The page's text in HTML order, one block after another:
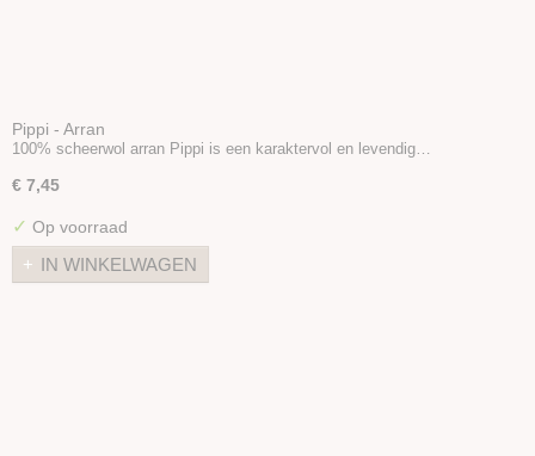
Pippi - Arran
100% scheerwol arran Pippi is een karaktervol en levendig…
€ 7,45
✓ Op voorraad
IN WINKELWAGEN